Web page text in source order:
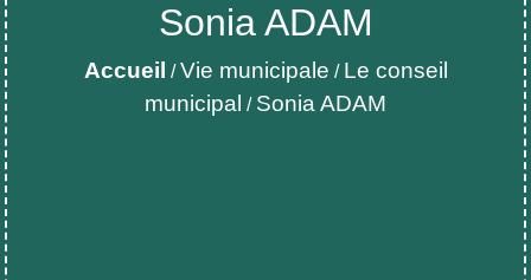
Sonia ADAM
Accueil /Vie municipale / Le conseil
municipal / Sonia ADAM